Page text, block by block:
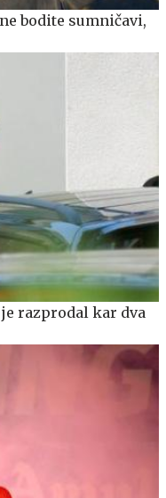
bodite sumničavi,
razprodal kar dva